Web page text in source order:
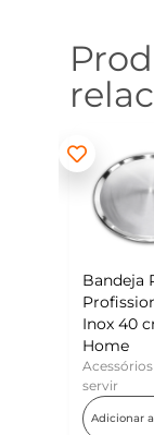
Redonda
ao carrinho